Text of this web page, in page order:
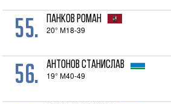
55. ПАНКОВ Роман
20° М18-39
56. АНТОНОВ Станислав
19° М40-49